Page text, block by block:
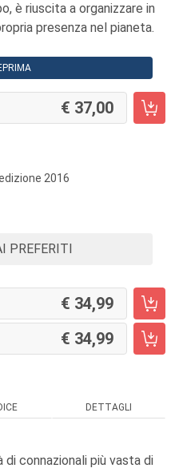
è riuscita a organizzare in
presenza nel pianeta.
37,00
2016
PREFERITI
34,99
34,99
DETTAGLI
connazionali più vasta di